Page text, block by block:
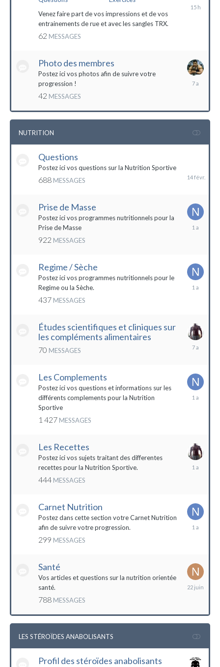
Venez faire part de vos impressions et de vos
entrainements de rue et avec les sangles TRX.
62 MESSAGES
Photo des membres
Postez ici vos photos afin de suivre votre
progression !
42 MESSAGES
18
NUTRITION
Questions
Postez ici vos questions sur la Nutrition Sportive
688 MESSAGES
Prise de Masse
Postez ici vos programmes nutritionnels pour la
Prise de Masse
922 MESSAGES
19
Regime / Sèche
Postez ici vos programmes nutritionnels pour le
Regime ou la Sèche.
437 MESSAGES
18
Études scientifiques et cliniques sur
les compléments alimentaires
70 MESSAGES
18
Les Complements
Postez ici vos questions et informations sur les
différents complements pour la Nutrition
Sportive
1 427 MESSAGES
Les Recettes
Postez ici vos sujets traitant des differentes
recettes pour la Nutrition Sportive.
444 MESSAGES
Carnet Nutrition
Postez dans cette section votre Carnet Nutrition
afin de suivre votre progression.
299 MESSAGES
13
Santé
Vos articles et questions sur la nutrition orientée
santé.
788 MESSAGES
22
LES STÉROÏDES ANABOLISANTS
Profil des stéroïdes anabolisants